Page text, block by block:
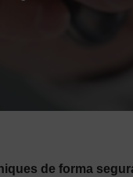
de forma